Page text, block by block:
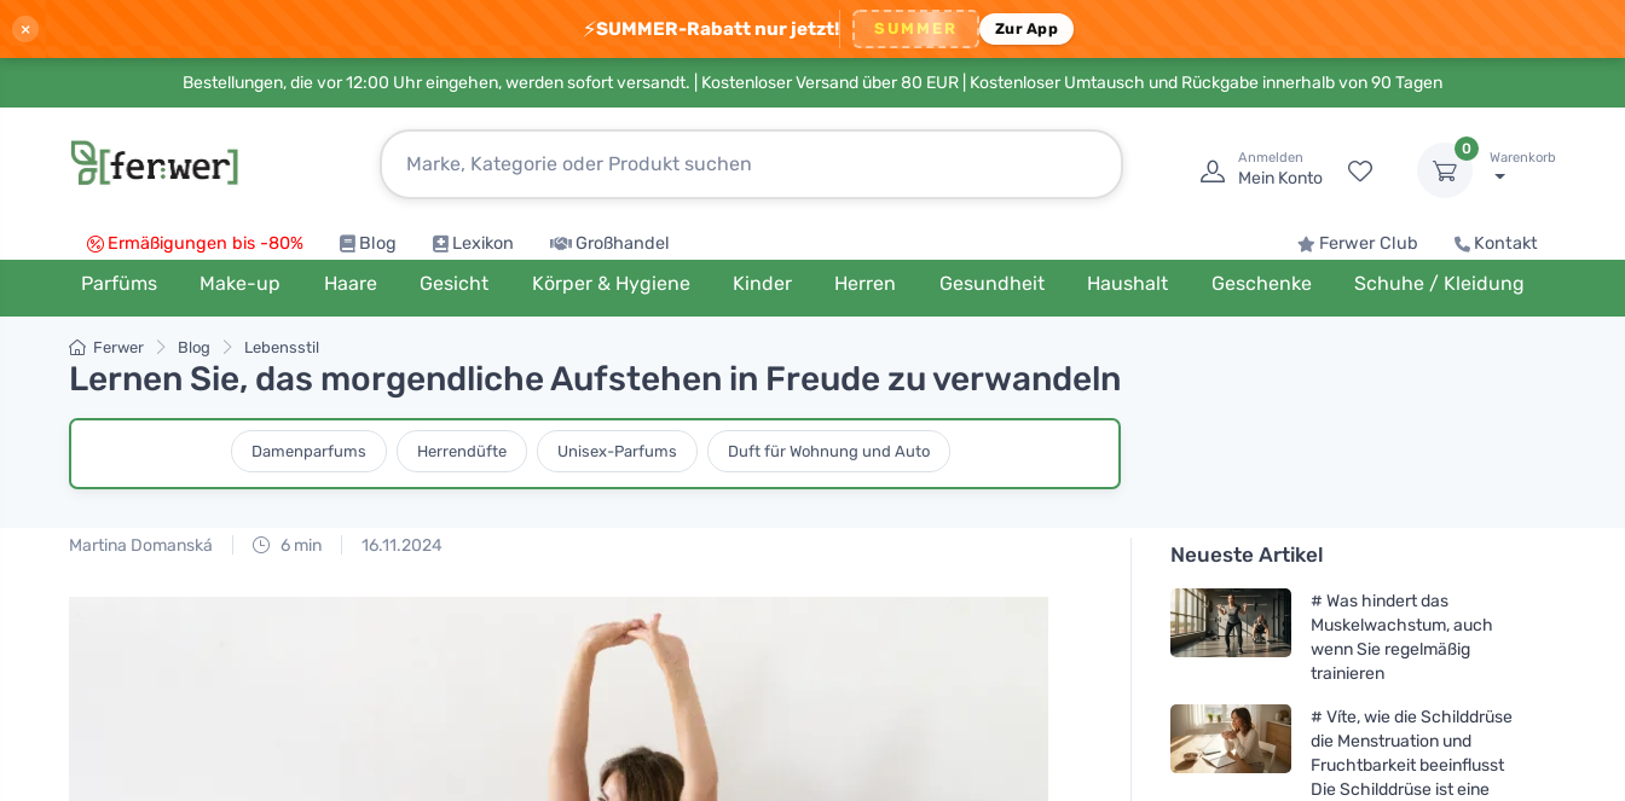
× ⚡SUMMER-Rabatt nur jetzt! SUMMER Zur App
Bestellungen, die vor 12:00 Uhr eingehen, werden sofort versandt. | Kostenloser Versand über 80 EUR | Kostenloser Umtausch und Rückgabe innerhalb von 90 Tagen
Anmelden
Mein Konto
0
Warenkorb
Ermäßigungen bis -80% Blog Lexikon Großhandel Ferwer Club Kontakt
Parfüms Make-up Haare Gesicht Körper & Hygiene Kinder Herren Gesundheit Haushalt Geschenke Schuhe / Kleidung
Ferwer Blog Lebensstil
Lernen Sie, das morgendliche Aufstehen in Freude zu verwandeln
Damenparfums Herrendüfte Unisex-Parfums Duft für Wohnung und Auto
Martina Domanská 6 min 16.11.2024 Neueste Artikel
# Was hindert das
Muskelwachstum, auch
wenn Sie regelmäßig
trainieren
# Víte, wie die Schilddrüse
die Menstruation und
Fruchtbarkeit beeinflusst
Die Schilddrüse ist eine